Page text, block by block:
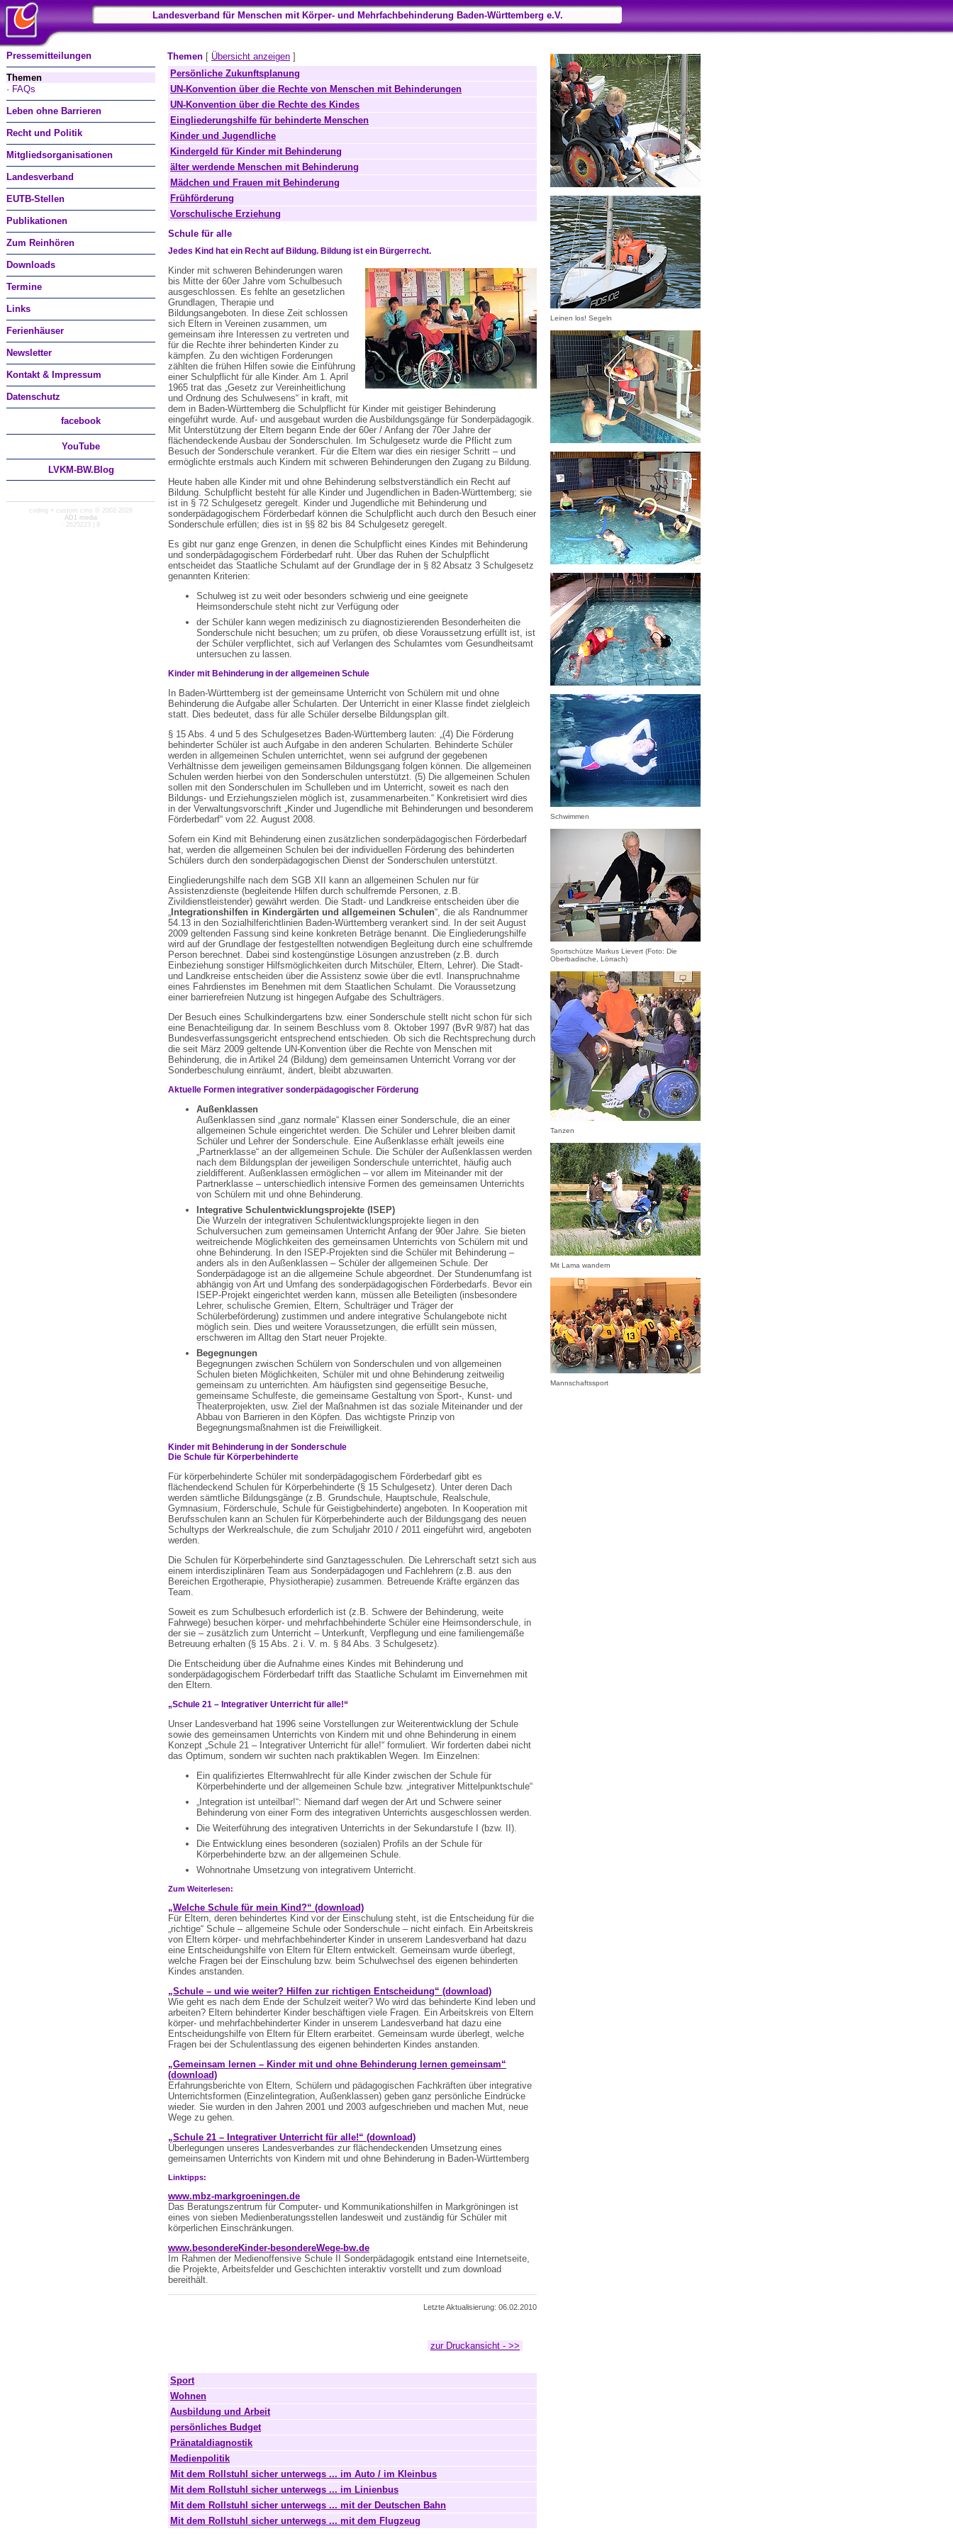
Landesverband für Menschen mit Körper- und Mehrfachbehinderung Baden-Württemberg e.V.
Pressemitteilungen
Themen
· FAQs
Leben ohne Barrieren
Recht und Politik
Mitgliedsorganisationen
Landesverband
EUTB-Stellen
Publikationen
Zum Reinhören
Downloads
Termine
Links
Ferienhäuser
Newsletter
Kontakt & Impressum
Datenschutz
facebook
YouTube
LVKM-BW.Blog
coding + custom cms © 2002-2026
AD1 media
· 2625223 | 9
Themen [ Übersicht anzeigen ]
Persönliche Zukunftsplanung
UN-Konvention über die Rechte von Menschen mit Behinderungen
UN-Konvention über die Rechte des Kindes
Eingliederungshilfe für behinderte Menschen
Kinder und Jugendliche
Kindergeld für Kinder mit Behinderung
älter werdende Menschen mit Behinderung
Mädchen und Frauen mit Behinderung
Frühförderung
Vorschulische Erziehung
Schule für alle
Jedes Kind hat ein Recht auf Bildung. Bildung ist ein Bürgerrecht.
Kinder mit schweren Behinderungen waren
bis Mitte der 60er Jahre vom Schulbesuch
ausgeschlossen. Es fehlte an gesetzlichen
Grundlagen, Therapie und
Bildungsangeboten. In diese Zeit schlossen
sich Eltern in Vereinen zusammen, um
gemeinsam ihre Interessen zu vertreten und
für die Rechte ihrer behinderten Kinder zu
kämpfen. Zu den wichtigen Forderungen
zählten die frühen Hilfen sowie die Einführung
einer Schulpflicht für alle Kinder. Am 1. April
1965 trat das „Gesetz zur Vereinheitlichung
und Ordnung des Schulwesens“ in kraft, mit
dem in Baden-Württemberg die Schulpflicht für Kinder mit geistiger Behinderung
eingeführt wurde. Auf- und ausgebaut wurden die Ausbildungsgänge für Sonderpädagogik.
Mit Unterstützung der Eltern begann Ende der 60er / Anfang der 70er Jahre der
flächendeckende Ausbau der Sonderschulen. Im Schulgesetz wurde die Pflicht zum
Besuch der Sonderschule verankert. Für die Eltern war dies ein riesiger Schritt – und
ermöglichte erstmals auch Kindern mit schweren Behinderungen den Zugang zu Bildung.
Heute haben alle Kinder mit und ohne Behinderung selbstverständlich ein Recht auf
Bildung. Schulpflicht besteht für alle Kinder und Jugendlichen in Baden-Württemberg; sie
ist in § 72 Schulgesetz geregelt. Kinder und Jugendliche mit Behinderung und
sonderpädagogischem Förderbedarf können die Schulpflicht auch durch den Besuch einer
Sonderschule erfüllen; dies ist in §§ 82 bis 84 Schulgesetz geregelt.
Es gibt nur ganz enge Grenzen, in denen die Schulpflicht eines Kindes mit Behinderung
und sonderpädagogischem Förderbedarf ruht. Über das Ruhen der Schulpflicht
entscheidet das Staatliche Schulamt auf der Grundlage der in § 82 Absatz 3 Schulgesetz
genannten Kriterien:
Schulweg ist zu weit oder besonders schwierig und eine geeignete
Heimsonderschule steht nicht zur Verfügung oder
der Schüler kann wegen medizinisch zu diagnostizierenden Besonderheiten die
Sonderschule nicht besuchen; um zu prüfen, ob diese Voraussetzung erfüllt ist, ist
der Schüler verpflichtet, sich auf Verlangen des Schulamtes vom Gesundheitsamt
untersuchen zu lassen.
Kinder mit Behinderung in der allgemeinen Schule
In Baden-Württemberg ist der gemeinsame Unterricht von Schülern mit und ohne
Behinderung die Aufgabe aller Schularten. Der Unterricht in einer Klasse findet zielgleich
statt. Dies bedeutet, dass für alle Schüler derselbe Bildungsplan gilt.
§ 15 Abs. 4 und 5 des Schulgesetzes Baden-Württemberg lauten: „(4) Die Förderung
behinderter Schüler ist auch Aufgabe in den anderen Schularten. Behinderte Schüler
werden in allgemeinen Schulen unterrichtet, wenn sei aufgrund der gegebenen
Verhältnisse dem jeweiligen gemeinsamen Bildungsgang folgen können. Die allgemeinen
Schulen werden hierbei von den Sonderschulen unterstützt. (5) Die allgemeinen Schulen
sollen mit den Sonderschulen im Schulleben und im Unterricht, soweit es nach den
Bildungs- und Erziehungszielen möglich ist, zusammenarbeiten.“ Konkretisiert wird dies
in der Verwaltungsvorschrift „Kinder und Jugendliche mit Behinderungen und besonderem
Förderbedarf“ vom 22. August 2008.
Sofern ein Kind mit Behinderung einen zusätzlichen sonderpädagogischen Förderbedarf
hat, werden die allgemeinen Schulen bei der individuellen Förderung des behinderten
Schülers durch den sonderpädagogischen Dienst der Sonderschulen unterstützt.
Eingliederungshilfe nach dem SGB XII kann an allgemeinen Schulen nur für
Assistenzdienste (begleitende Hilfen durch schulfremde Personen, z.B.
Zivildienstleistender) gewährt werden. Die Stadt- und Landkreise entscheiden über die
Integrationshilfen in Kindergärten und allgemeinen Schulen“, die als Randnummer
54.13 in den Sozialhilferichtlinien Baden-Württemberg verankert sind. In der seit August
2009 geltenden Fassung sind keine konkreten Beträge benannt. Die Eingliederungshilfe
wird auf der Grundlage der festgestellten notwendigen Begleitung durch eine schulfremde
Person berechnet. Dabei sind kostengünstige Lösungen anzustreben (z.B. durch
Einbeziehung sonstiger Hilfsmöglichkeiten durch Mitschüler, Eltern, Lehrer). Die Stadt-
und Landkreise entscheiden über die Assistenz sowie über die evtl. Inanspruchnahme
eines Fahrdienstes im Benehmen mit dem Staatlichen Schulamt. Die Voraussetzung
einer barrierefreien Nutzung ist hingegen Aufgabe des Schulträgers.
Der Besuch eines Schulkindergartens bzw. einer Sonderschule stellt nicht schon für sich
eine Benachteiligung dar. In seinem Beschluss vom 8. Oktober 1997 (BvR 9/87) hat das
Bundesverfassungsgericht entsprechend entschieden. Ob sich die Rechtsprechung durch
die seit März 2009 geltende UN-Konvention über die Rechte von Menschen mit
Behinderung, die in Artikel 24 (Bildung) dem gemeinsamen Unterricht Vorrang vor der
Sonderbeschulung einräumt, ändert, bleibt abzuwarten.
Aktuelle Formen integrativer sonderpädagogischer Förderung
Außenklassen
Außenklassen sind „ganz normale“ Klassen einer Sonderschule, die an einer
allgemeinen Schule eingerichtet werden. Die Schüler und Lehrer bleiben damit
Schüler und Lehrer der Sonderschule. Eine Außenklasse erhält jeweils eine
„Partnerklasse“ an der allgemeinen Schule. Die Schüler der Außenklassen werden
nach dem Bildungsplan der jeweiligen Sonderschule unterrichtet, häufig auch
zieldifferent. Außenklassen ermöglichen – vor allem im Miteinander mit der
Partnerklasse – unterschiedlich intensive Formen des gemeinsamen Unterrichts
von Schülern mit und ohne Behinderung.
Integrative Schulentwicklungsprojekte (ISEP)
Die Wurzeln der integrativen Schulentwicklungsprojekte liegen in den
Schulversuchen zum gemeinsamen Unterricht Anfang der 90er Jahre. Sie bieten
weitreichende Möglichkeiten des gemeinsamen Unterrichts von Schülern mit und
ohne Behinderung. In den ISEP-Projekten sind die Schüler mit Behinderung –
anders als in den Außenklassen – Schüler der allgemeinen Schule. Der
Sonderpädagoge ist an die allgemeine Schule abgeordnet. Der Stundenumfang ist
abhängig von Art und Umfang des sonderpädagogischen Förderbedarfs. Bevor ein
ISEP-Projekt eingerichtet werden kann, müssen alle Beteiligten (insbesondere
Lehrer, schulische Gremien, Eltern, Schulträger und Träger der
Schülerbeförderung) zustimmen und andere integrative Schulangebote nicht
möglich sein. Dies und weitere Voraussetzungen, die erfüllt sein müssen,
erschweren im Alltag den Start neuer Projekte.
Begegnungen
Begegnungen zwischen Schülern von Sonderschulen und von allgemeinen
Schulen bieten Möglichkeiten, Schüler mit und ohne Behinderung zeitweilig
gemeinsam zu unterrichten. Am häufigsten sind gegenseitige Besuche,
gemeinsame Schulfeste, die gemeinsame Gestaltung von Sport-, Kunst- und
Theaterprojekten, usw. Ziel der Maßnahmen ist das soziale Miteinander und der
Abbau von Barrieren in den Köpfen. Das wichtigste Prinzip von
Begegnungsmaßnahmen ist die Freiwilligkeit.
Kinder mit Behinderung in der Sonderschule
Die Schule für Körperbehinderte
Für körperbehinderte Schüler mit sonderpädagogischem Förderbedarf gibt es
flächendeckend Schulen für Körperbehinderte (§ 15 Schulgesetz). Unter deren Dach
werden sämtliche Bildungsgänge (z.B. Grundschule, Hauptschule, Realschule,
Gymnasium, Förderschule, Schule für Geistigbehinderte) angeboten. In Kooperation mit
Berufsschulen kann an Schulen für Körperbehinderte auch der Bildungsgang des neuen
Schultyps der Werkrealschule, die zum Schuljahr 2010 / 2011 eingeführt wird, angeboten
werden.
Die Schulen für Körperbehinderte sind Ganztagesschulen. Die Lehrerschaft setzt sich aus
einem interdisziplinären Team aus Sonderpädagogen und Fachlehrern (z.B. aus den
Bereichen Ergotherapie, Physiotherapie) zusammen. Betreuende Kräfte ergänzen das
Team.
Soweit es zum Schulbesuch erforderlich ist (z.B. Schwere der Behinderung, weite
Fahrwege) besuchen körper- und mehrfachbehinderte Schüler eine Heimsonderschule, in
der sie – zusätzlich zum Unterricht – Unterkunft, Verpflegung und eine familiengemäße
Betreuung erhalten (§ 15 Abs. 2 i. V. m. § 84 Abs. 3 Schulgesetz).
Die Entscheidung über die Aufnahme eines Kindes mit Behinderung und
sonderpädagogischem Förderbedarf trifft das Staatliche Schulamt im Einvernehmen mit
den Eltern.
„Schule 21 – Integrativer Unterricht für alle!“
Unser Landesverband hat 1996 seine Vorstellungen zur Weiterentwicklung der Schule
sowie des gemeinsamen Unterrichts von Kindern mit und ohne Behinderung in einem
Konzept „Schule 21 – Integrativer Unterricht für alle!“ formuliert. Wir forderten dabei nicht
das Optimum, sondern wir suchten nach praktikablen Wegen. Im Einzelnen:
Ein qualifiziertes Elternwahlrecht für alle Kinder zwischen der Schule für
Körperbehinderte und der allgemeinen Schule bzw. „integrativer Mittelpunktschule“
„Integration ist unteilbar!“: Niemand darf wegen der Art und Schwere seiner
Behinderung von einer Form des integrativen Unterrichts ausgeschlossen werden.
Die Weiterführung des integrativen Unterrichts in der Sekundarstufe I (bzw. II).
Die Entwicklung eines besonderen (sozialen) Profils an der Schule für
Körperbehinderte bzw. an der allgemeinen Schule.
Wohnortnahe Umsetzung von integrativem Unterricht.
Zum Weiterlesen:
„Welche Schule für mein Kind?“ (download)
Für Eltern, deren behindertes Kind vor der Einschulung steht, ist die Entscheidung für die
„richtige“ Schule – allgemeine Schule oder Sonderschule – nicht einfach. Ein Arbeitskreis
von Eltern körper- und mehrfachbehinderter Kinder in unserem Landesverband hat dazu
eine Entscheidungshilfe von Eltern für Eltern entwickelt. Gemeinsam wurde überlegt,
welche Fragen bei der Einschulung bzw. beim Schulwechsel des eigenen behinderten
Kindes anstanden.
„Schule – und wie weiter? Hilfen zur richtigen Entscheidung“ (download)
Wie geht es nach dem Ende der Schulzeit weiter? Wo wird das behinderte Kind leben und
arbeiten? Eltern behinderter Kinder beschäftigen viele Fragen. Ein Arbeitskreis von Eltern
körper- und mehrfachbehinderter Kinder in unserem Landesverband hat dazu eine
Entscheidungshilfe von Eltern für Eltern erarbeitet. Gemeinsam wurde überlegt, welche
Fragen bei der Schulentlassung des eigenen behinderten Kindes anstanden.
„Gemeinsam lernen – Kinder mit und ohne Behinderung lernen gemeinsam“
(download)
Erfahrungsberichte von Eltern, Schülern und pädagogischen Fachkräften über integrative
Unterrichtsformen (Einzelintegration, Außenklassen) geben ganz persönliche Eindrücke
wieder. Sie wurden in den Jahren 2001 und 2003 aufgeschrieben und machen Mut, neue
Wege zu gehen.
„Schule 21 – Integrativer Unterricht für alle!“ (download)
Überlegungen unseres Landesverbandes zur flächendeckenden Umsetzung eines
gemeinsamen Unterrichts von Kindern mit und ohne Behinderung in Baden-Württemberg
Linktipps:
www.mbz-markgroeningen.de
Das Beratungszentrum für Computer- und Kommunikationshilfen in Markgröningen ist
eines von sieben Medienberatungsstellen landesweit und zuständig für Schüler mit
körperlichen Einschränkungen.
www.besondereKinder-besondereWege-bw.de
Im Rahmen der Medienoffensive Schule II Sonderpädagogik entstand eine Internetseite,
die Projekte, Arbeitsfelder und Geschichten interaktiv vorstellt und zum download
bereithält.
Letzte Aktualisierung: 06.02.2010
zur Druckansicht - >>
Sport
Wohnen
Ausbildung und Arbeit
persönliches Budget
Pränataldiagnostik
Medienpolitik
Mit dem Rollstuhl sicher unterwegs ... im Auto / im Kleinbus
Mit dem Rollstuhl sicher unterwegs ... im Linienbus
Mit dem Rollstuhl sicher unterwegs ... mit der Deutschen Bahn
Mit dem Rollstuhl sicher unterwegs ... mit dem Flugzeug
Leinen los! Segeln
Schwimmen
Sportschütze Markus Lievert (Foto: Die
Oberbadische, Lörrach)
Tanzen
Mit Lama wandern
Mannschaftssport